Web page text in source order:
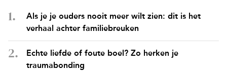
Als je je ouders nooit meer wilt zien: dit is het
verhaal achter familiebreuken
Echte liefde of foute boel? Zo herken je
traumabonding